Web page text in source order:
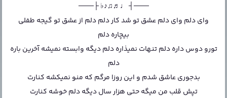
───┤ ♩♬♫♪♭ ├───
وای دلم وای دلم عشق تو شد کار دلم دلم از عشق تو گیجه طفلی
بیچاره دلم
تورو دوس داره دلم تنهات نمیذاره دلم دیگه وابسته نمیشه آخرین باره
دلم
بدجوری عاشق شدم و این روزا مرگم که منو نمیکشه کنارت
تپش قلب من میگه حتی هزار سال دیگه دلم خوشه کنارت